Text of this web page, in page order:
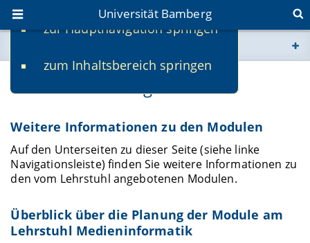
zur Hauptnavigation springen
zum Inhaltsbereich springen
Universität Bamberg
www.uni-bamberg.de
fis.uni-bamberg.de
Lehrveranstaltungen
Weitere Informationen zu den Modulen
Auf den Unterseiten zu dieser Seite (siehe linke
Navigationsleiste) finden Sie weitere Informationen zu
den vom Lehrstuhl angebotenen Modulen.
Überblick über die Planung der Module am
Lehrstuhl Medieninformatik